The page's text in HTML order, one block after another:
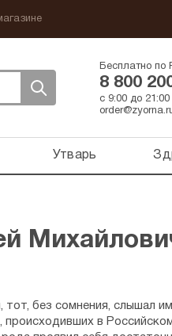
Бесплатно по
8 800
с 9:00 до
Утварь
тот, без сомнения, слышал
в